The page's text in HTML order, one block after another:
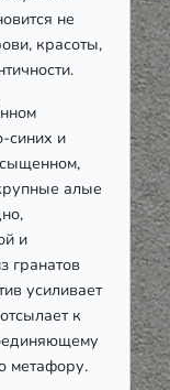
не
красоты,
синих и
алые
и
гранатов
усиливает
к
метафору.